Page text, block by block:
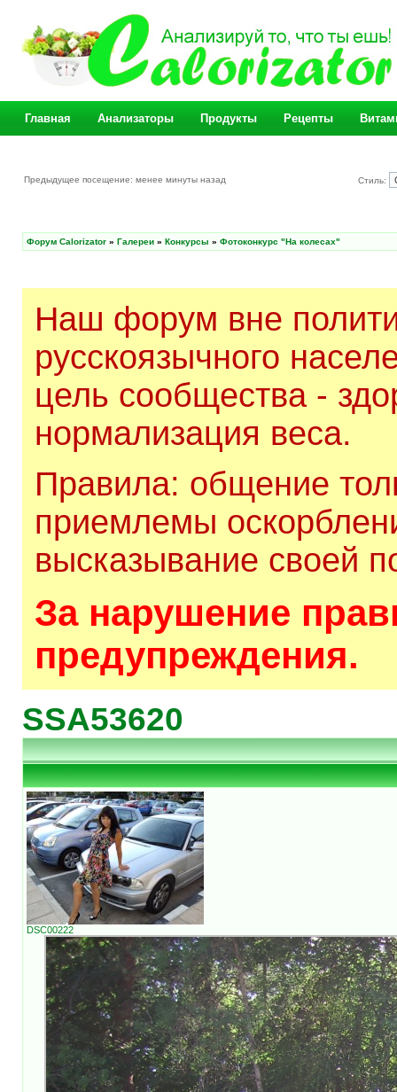
Главная Анализаторы Продукты Рецепты
Предыдущее посещение: менее минуты назад Стиль:
Форум Calorizator » Галереи » Конкурсы » Фотоконкурс "На колесах"
Наш форум вне
русскоязычного
цель сообщества -
нормализация веса.
Правила: общение
приемлемы
высказывание своей
За нарушение
предупреждения.
SSA53620
DSC00222